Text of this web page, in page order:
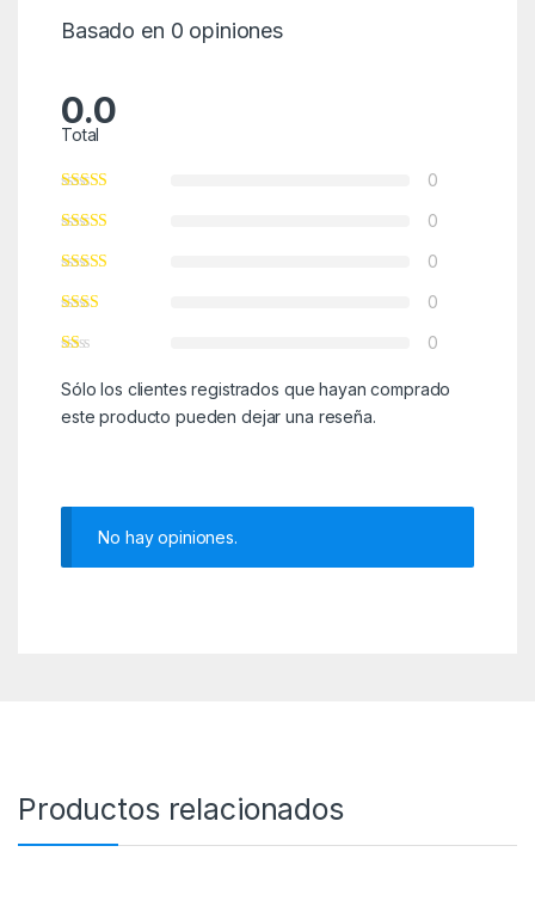
Basado en 0 opiniones
0.0
Total
0
0
0
0
0
Sólo los clientes registrados que hayan comprado
este producto pueden dejar una reseña.
No hay opiniones.
Productos relacionados